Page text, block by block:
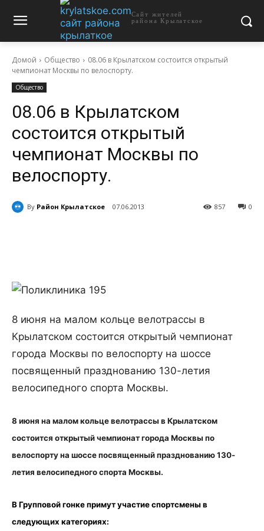
Сайт жителей
района Крылатское
Домой Общество
08.06 в Крылатском состоится открытый
чемпионат Москвы по велоспорту.
Общество
08.06 в Крылатском
состоится открытый
чемпионат Москвы по
велоспорту.
By Район Крылатское 07.06.2013 0
857
8 июня на малом кольце велотрассы в
Крылатском состоится открытый чемпионат
города Москвы по велоспорту на шоссе
посвященный празднованию 130-летия
велосипедного спорта Москвы.
8 июня на малом кольце велотрассы в Крылатском
состоится открытый чемпионат города Москвы по
велоспорту на шоссе посвященный празднованию 130-
летия велосипедного спорта Москвы.
В Групповой гонке примут участие спортсмены в
следующих категориях: